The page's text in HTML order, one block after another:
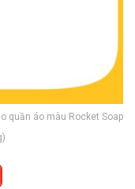
quần áo màu Rocket Soap